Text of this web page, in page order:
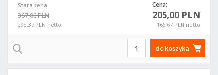
Stara cena
367,00 PLN
298,37 PLN netto
Cena:
205,00 PLN
166,67 PLN netto
do koszyka